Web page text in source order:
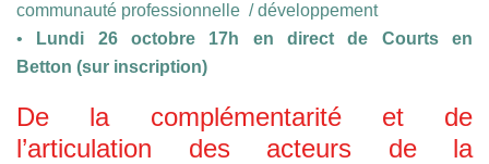
communauté professionnelle / développement
•
Lundi 26 octobre 17h en direct de Courts en
Betton (sur inscription)
De la complémentarité et de
l’articulation des acteurs de la